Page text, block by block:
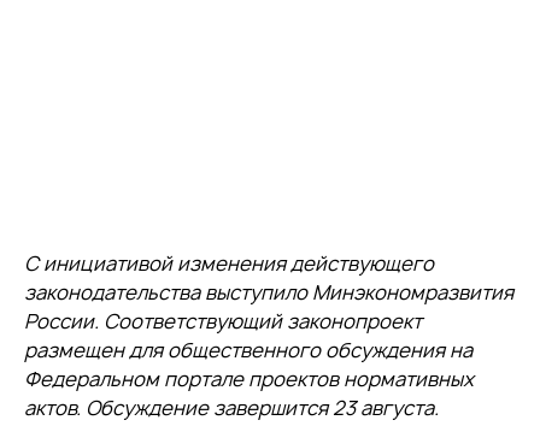
С инициативой изменения действующего
законодательства выступило Минэкономразвития
России. Соответствующий законопроект
размещен для общественного обсуждения на
Федеральном портале проектов нормативных
актов. Обсуждение завершится 23 августа.